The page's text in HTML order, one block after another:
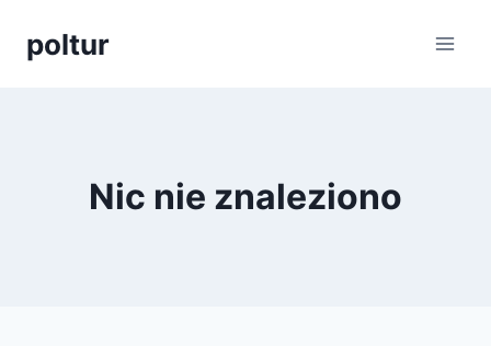
poltur
Nic nie znaleziono